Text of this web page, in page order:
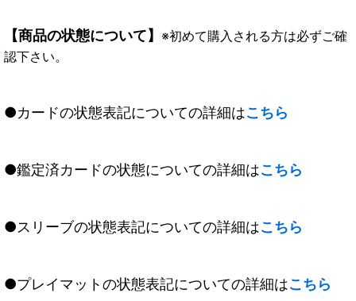
【商品の状態について】 ※初めて購入される方は必ずご確
認下さい。
●カードの状態表記についての詳細はこちら
●鑑定済カードの状態についての詳細はこちら
●スリーブの状態表記についての詳細はこちら
●プレイマットの状態表記についての詳細はこちら